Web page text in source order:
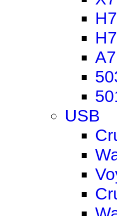
H7
A7
USB